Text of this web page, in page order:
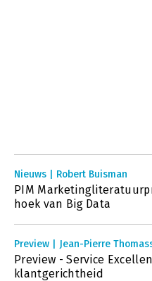
Nieuws | Robert Buisman
PIM
hoek van Big Data
Preview | Jean-Pierre
Preview - Service
klantgerichtheid